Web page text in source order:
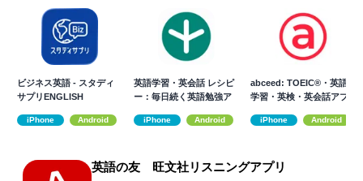
ビジネス英語 - スタディ
サプリENGLISH
iPhone Android
英語学習・英会話 レシピ
ー：毎日続く英語勉強ア
iPhone Android
abceed: TOEIC®・英語
学習・英検・英会話アプ
iPhone Android
英語の友 旺文社リスニングアプリ